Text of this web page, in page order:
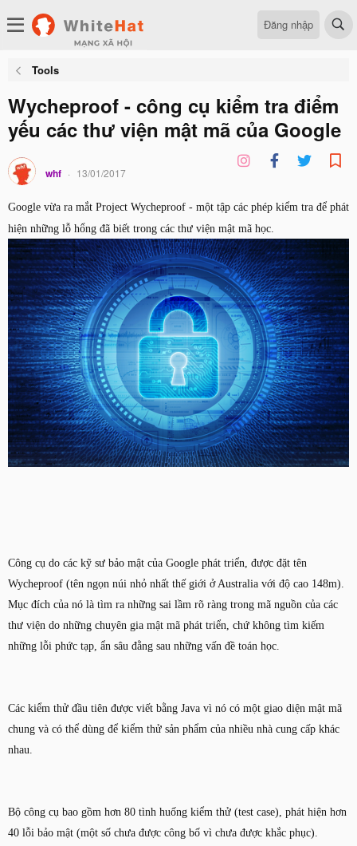
Đăng nhập
Tools
Wycheproof - công cụ kiểm tra điểm
yếu các thư viện mật mã của Google
whf 13/01/2017
Google vừa ra mắt Project Wycheproof - một tập các phép kiểm tra để phát
hiện những lỗ hổng đã biết trong các thư viện mật mã học.
Công cụ do các kỹ sư bảo mật của Google phát triển, được đặt tên
Wycheproof (tên ngọn núi nhỏ nhất thế giới ở Australia với độ cao 148m).
Mục đích của nó là tìm ra những sai lầm rõ ràng trong mã nguồn của các
thư viện do những chuyên gia mật mã phát triển, chứ không tìm kiếm
những lỗi phức tạp, ẩn sâu đằng sau những vấn đề toán học.
Các kiểm thử đầu tiên được viết bằng Java vì nó có một giao diện mật mã
chung và có thể dùng để kiểm thử sản phẩm của nhiều nhà cung cấp khác
nhau.
Bộ công cụ bao gồm hơn 80 tình huống kiểm thử (test case), phát hiện hơn
40 lỗi bảo mật (một số chưa được công bố vì chưa được khắc phục).